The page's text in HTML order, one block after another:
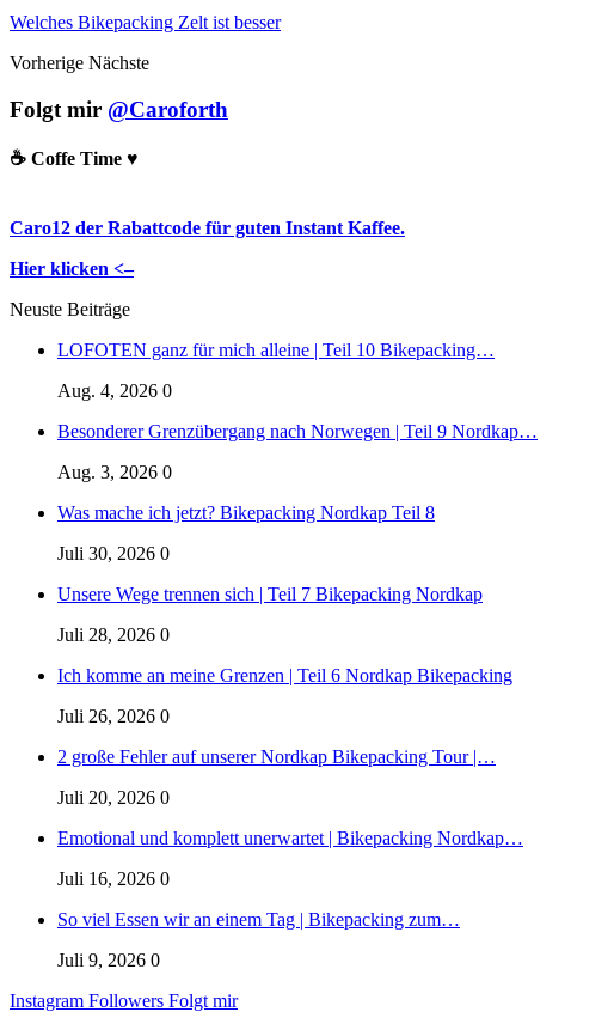
Welches Bikepacking Zelt ist besser
Vorherige Nächste
Folgt mir @Caroforth
☕️ Coffe Time ♥️
Caro12 der Rabattcode für guten Instant Kaffee.
Hier klicken <–
Neuste Beiträge
LOFOTEN ganz für mich alleine | Teil 10 Bikepacking…
Aug. 4, 2026 0
Besonderer Grenzübergang nach Norwegen | Teil 9 Nordkap…
Aug. 3, 2026 0
Was mache ich jetzt? Bikepacking Nordkap Teil 8
Juli 30, 2026 0
Unsere Wege trennen sich | Teil 7 Bikepacking Nordkap
Juli 28, 2026 0
Ich komme an meine Grenzen | Teil 6 Nordkap Bikepacking
Juli 26, 2026 0
2 große Fehler auf unserer Nordkap Bikepacking Tour |…
Juli 20, 2026 0
Emotional und komplett unerwartet | Bikepacking Nordkap…
Juli 16, 2026 0
So viel Essen wir an einem Tag | Bikepacking zum…
Juli 9, 2026 0
Instagram Followers Folgt mir